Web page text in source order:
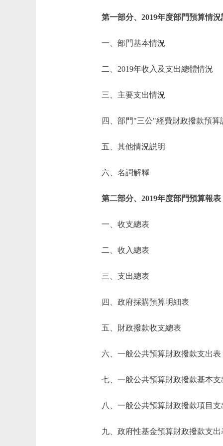
第一部分、2019年度部門預算情況
一、部門基本情況
二、2019年收入及支出總體情況
三、主要支出情況
四、部門"三公"經費財政撥款預算
五、其他情況説明
六、名詞解釋
第二部分、2019年度部門預算報表
一、收支總表
二、收入總表
三、支出總表
四、政府採購預算明細表
五、財政撥款收支總表
六、一般公共預算財政撥款支出表
七、一般公共預算財政撥款基本支
八、一般公共預算財政撥款項目支
九、政府性基金預算財政撥款支出